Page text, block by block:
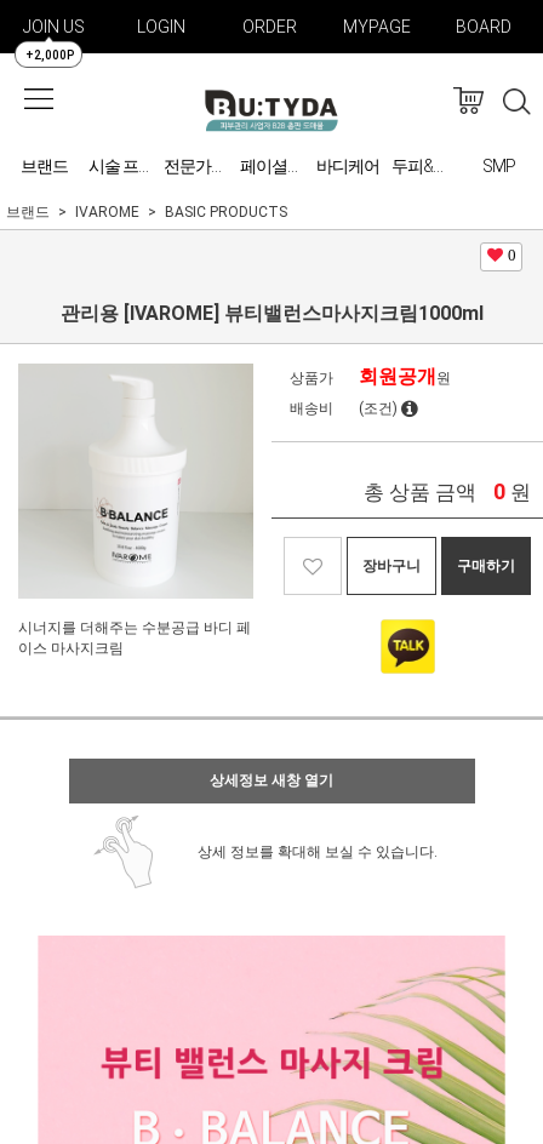
JOIN US
+2,000P
LOGIN ORDER MYPAGE BOARD
브랜드 시술 프로그램 전문가용 미용기기 페이셜케어 바디케어 두피&탈모 관리 SMP
브랜드 IVAROME BASIC PRODUCTS
0
관리용 [IVAROME] 뷰티밸런스마사지크림1000ml
시너지를 더해주는 수분공급 바디 페
이스 마사지크림
상품가 회원공개원
배송비
(조건)
총 상품 금액 0 원
장바구니 구매하기
상세정보 새창 열기
상세 정보를 확대해 보실 수 있습니다.